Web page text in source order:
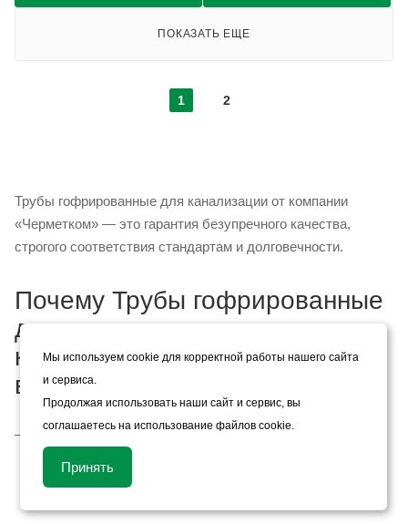
ПОКАЗАТЬ ЕЩЕ
1 2
Трубы гофрированные для канализации от компании
«Черметком» — это гарантия безупречного качества,
строгого соответствия стандартам и долговечности.
Почему Трубы гофрированные
для канализации из нашего
каталога — это правильный
выбор?
Гарантия качества.Вся продукция проходит строгий
соответствует заявленным характеристикам и служит
Мы используем cookie для корректной работы нашего сайта
и сервиса.
Продолжая использовать наши сайт и сервис, вы
соглашаетесь на использование файлов cookie.
Принять